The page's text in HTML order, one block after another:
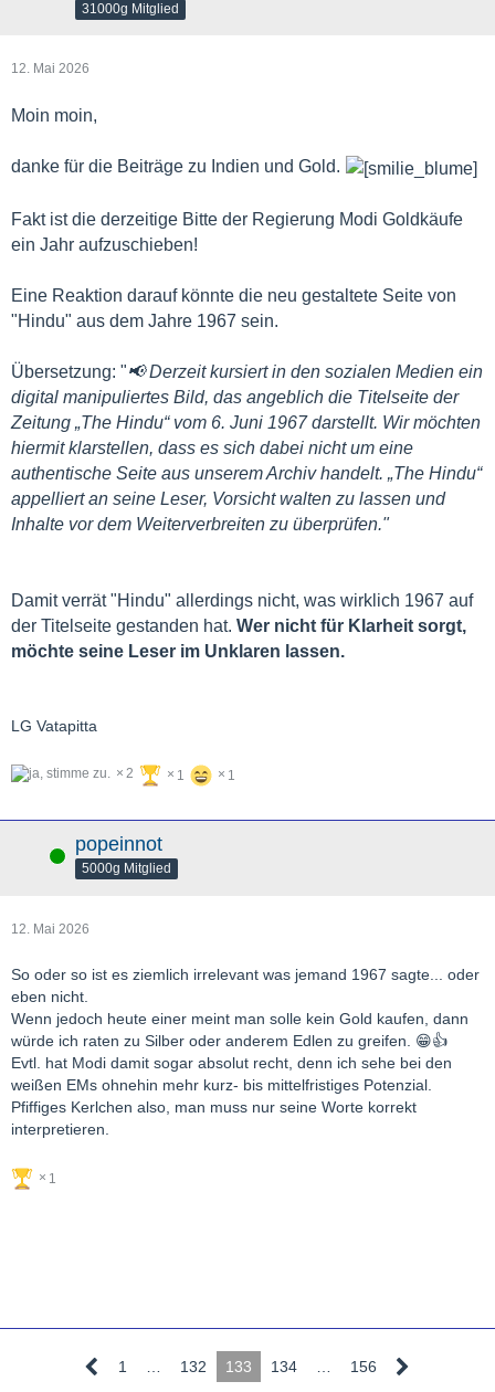
31000g Mitglied
12. Mai 2026
Moin moin,
danke für die Beiträge zu Indien und Gold.
Fakt ist die derzeitige Bitte der Regierung Modi Goldkäufe
ein Jahr aufzuschieben!
Eine Reaktion darauf könnte die neu gestaltete Seite von
"Hindu" aus dem Jahre 1967 sein.
Übersetzung: "📢 Derzeit kursiert in den sozialen Medien ein
digital manipuliertes Bild, das angeblich die Titelseite der
Zeitung „The Hindu“ vom 6. Juni 1967 darstellt. Wir möchten
hiermit klarstellen, dass es sich dabei nicht um eine
authentische Seite aus unserem Archiv handelt. „The Hindu“
appelliert an seine Leser, Vorsicht walten zu lassen und
Inhalte vor dem Weiterverbreiten zu überprüfen."
Damit verrät "Hindu" allerdings nicht, was wirklich 1967 auf
der Titelseite gestanden hat. Wer nicht für Klarheit sorgt,
möchte seine Leser im Unklaren lassen.
LG Vatapitta
2 1 1
Online popeinnot
5000g Mitglied
12. Mai 2026
So oder so ist es ziemlich irrelevant was jemand 1967 sagte... oder
eben nicht.
Wenn jedoch heute einer meint man solle kein Gold kaufen, dann
würde ich raten zu Silber oder anderem Edlen zu greifen. 😁👍
Evtl. hat Modi damit sogar absolut recht, denn ich sehe bei den
weißen EMs ohnehin mehr kurz- bis mittelfristiges Potenzial.
Pfiffiges Kerlchen also, man muss nur seine Worte korrekt
interpretieren.
1
1 132 133 134 156